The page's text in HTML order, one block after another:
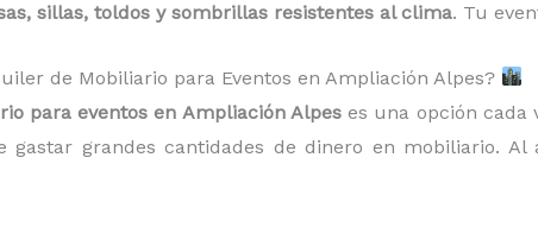
sillas, toldos y sombrillas resistentes al clima. Tu
de Mobiliario para Eventos en Ampliación Alpes?
para eventos en Ampliación Alpeses una opción cada
gastar grandes cantidades de dinero en mobiliario.